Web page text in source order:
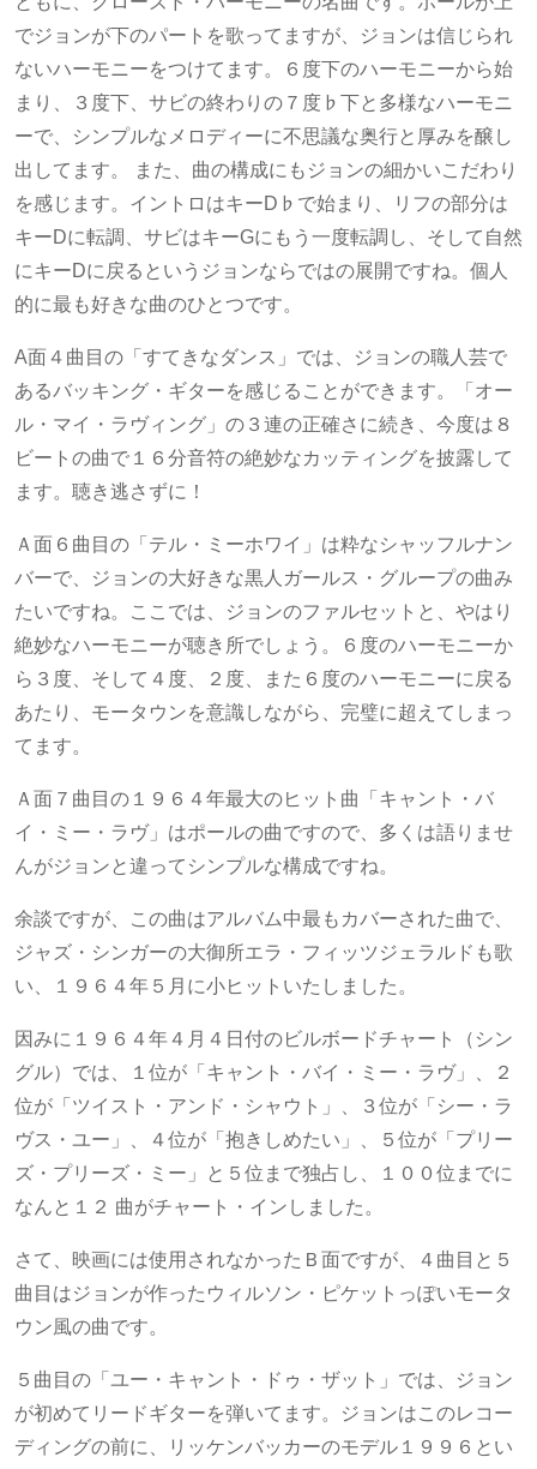
でジョンが下のパートを歌ってますが、ジョンは信じられ
ないハーモニーをつけてます。６度下のハーモニーから始
まり、３度下、サビの終わりの７度♭下と多様なハーモニ
ーで、シンプルなメロディーに不思議な奥行と厚みを醸し
出してます。 また、曲の構成にもジョンの細かいこだわり
を感じます。イントロはキーD♭で始まり、リフの部分は
キーDに転調、サビはキーGにもう一度転調し、そして自然
にキーDに戻るというジョンならではの展開ですね。個人
的に最も好きな曲のひとつです。
A面４曲目の「すてきなダンス」では、ジョンの職人芸で
あるバッキング・ギターを感じることができます。「オー
ル・マイ・ラヴィング」の３連の正確さに続き、今度は８
ビートの曲で１６分音符の絶妙なカッティングを披露して
ます。聴き逃さずに！
Ａ面６曲目の「テル・ミーホワイ」は粋なシャッフルナン
バーで、ジョンの大好きな黒人ガールス・グループの曲み
たいですね。ここでは、ジョンのファルセットと、やはり
絶妙なハーモニーが聴き所でしょう。６度のハーモニーか
ら３度、そして４度、２度、また６度のハーモニーに戻る
あたり、モータウンを意識しながら、完璧に超えてしまっ
てます。
Ａ面７曲目の１９６４年最大のヒット曲「キャント・バ
イ・ミー・ラヴ」はポールの曲ですので、多くは語りませ
んがジョンと違ってシンプルな構成ですね。
余談ですが、この曲はアルバム中最もカバーされた曲で、
ジャズ・シンガーの大御所エラ・フィッツジェラルドも歌
い、１９６４年５月に小ヒットいたしました。
因みに１９６４年４月４日付のビルボードチャート（シン
グル）では、１位が「キャント・バイ・ミー・ラヴ」、２
位が「ツイスト・アンド・シャウト」、３位が「シー・ラ
ヴス・ユー」、４位が「抱きしめたい」、５位が「プリー
ズ・プリーズ・ミー」と５位まで独占し、１００位までに
なんと１２ 曲がチャート・インしました。
さて、映画には使用されなかったＢ面ですが、４曲目と５
曲目はジョンが作ったウィルソン・ピケットっぽいモータ
ウン風の曲です。
５曲目の「ユー・キャント・ドゥ・ザット」では、ジョン
が初めてリードギターを弾いてます。ジョンはこのレコー
ディングの前に、リッケンバッカーのモデル１９９６とい